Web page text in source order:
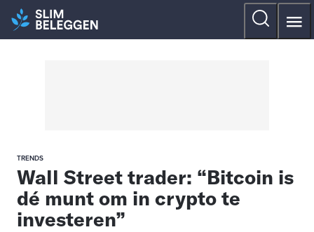
TRENDS
Wall Street trader: “Bitcoin is
dé munt om in crypto te
investeren”